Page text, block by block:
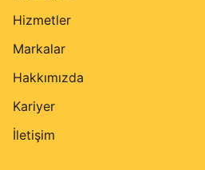
Hizmetler
Markalar
Hakkımızda
Kariyer
İletişim